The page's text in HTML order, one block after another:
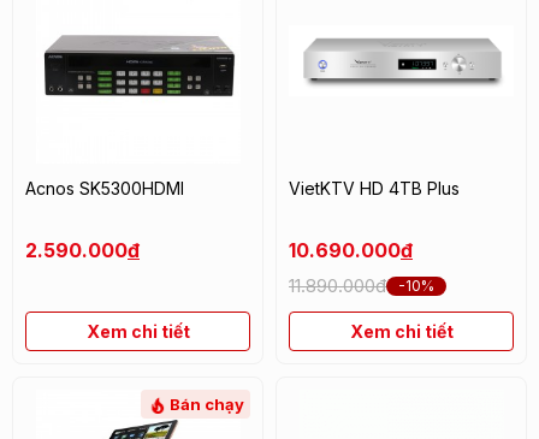
Acnos SK5300HDMI
2.590.000đ
Xem chi tiết
VietKTV HD 4TB Plus
10.690.000đ
11.890.000đ -10%
Xem chi tiết
Bán chạy